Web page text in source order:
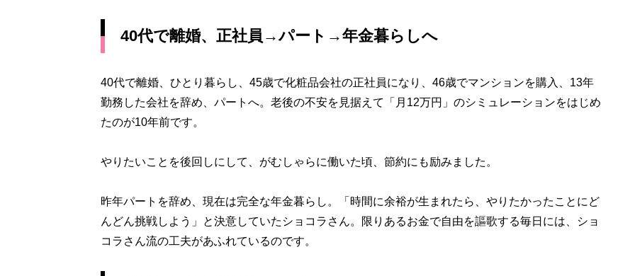
40代で離婚、正社員→パート→年金暮らしへ
40代で離婚、ひとり暮らし、45歳で化粧品会社の正社員になり、46歳でマンションを購入、13年
勤務した会社を辞め、パートへ。老後の不安を見据えて「月12万円」のシミュレーションをはじめ
たのが10年前です。
やりたいことを後回しにして、がむしゃらに働いた頃、節約にも励みました。
昨年パートを辞め、現在は完全な年金暮らし。「時間に余裕が生まれたら、やりたかったことにど
んどん挑戦しよう」と決意していたショコラさん。限りあるお金で自由を謳歌する毎日には、ショ
コラさん流の工夫があふれているのです。